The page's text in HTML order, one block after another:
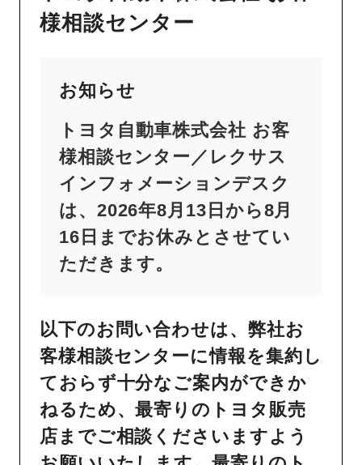
様相談センター
お知らせ
トヨタ自動車株式会社 お客
様相談センター／レクサス
インフォメーションデスク
は、2026年8月13日から8月
16日までお休みとさせてい
ただきます。
以下のお問い合わせは、弊社お
客様相談センターに情報を集約し
ておらず十分なご案内ができか
ねるため、最寄りのトヨタ販売
店までご相談くださいますよう